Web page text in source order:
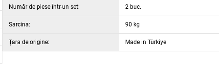
Număr de piese într-un set: 2 buc.
Sarcina: 90 kg
Țara de origine: Made in Türkiye